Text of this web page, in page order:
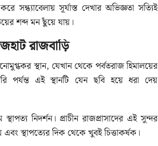
সন্ধ্যাবেলায় সূর্যাস্ত দেখার অভিজ্ঞতা সত্যিই
শব্দ মন ছুঁয়ে যায়।
রাজবাড়ি
স্থান, যেখান থেকে পর্বতরাজ হিমালয়ের
পর্যন্ত এই স্থানটি যেন ছবি হয়ে ধরা দেয়
নিদর্শন। প্রাচীন রাজপ্রাসাদের এই সুন্দর
স্থাপত্যের দিক থেকে খুবই চিত্তাকর্ষক।